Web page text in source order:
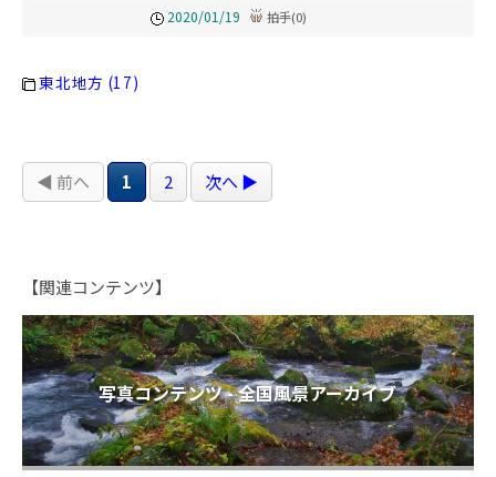
2020/01/19
拍手(0)
東北地方 (17)
◀ 前へ 1 2 次へ ▶
【関連コンテンツ】
写真コンテンツ - 全国風景アーカイブ